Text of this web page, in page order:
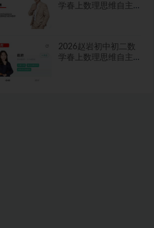
学春上数理思维自主
2026赵岩初中初二数
学春上数理思维自主